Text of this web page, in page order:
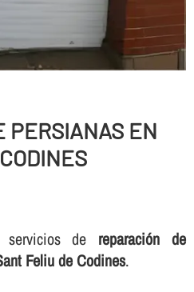
PERSIANAS EN
servicios de reparación de
Feliu de Codines.